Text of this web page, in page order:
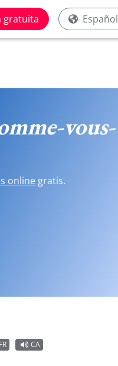
gratuita Español
vous-
online gratis.
FR CA